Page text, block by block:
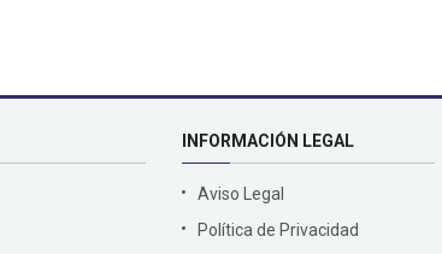
INFORMACIÓN LEGAL
Aviso Legal
Política de Privacidad